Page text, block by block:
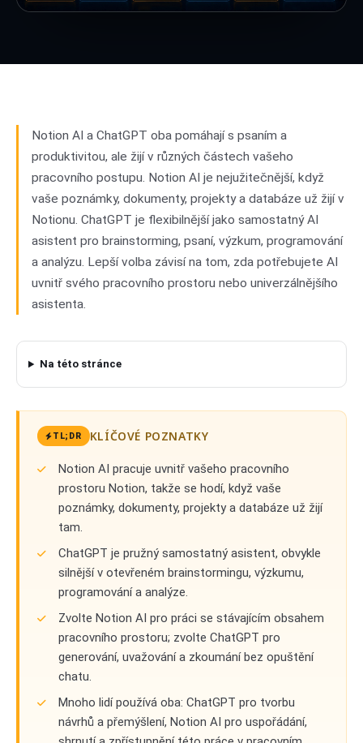
Notion AI a ChatGPT oba pomáhají s psaním a
produktivitou, ale žijí v různých částech vašeho
pracovního postupu. Notion AI je nejužitečnější, když
vaše poznámky, dokumenty, projekty a databáze už žijí v
Notionu. ChatGPT je flexibilnější jako samostatný AI
asistent pro brainstorming, psaní, výzkum, programování
a analýzu. Lepší volba závisí na tom, zda potřebujete AI
uvnitř svého pracovního prostoru nebo univerzálnějšího
asistenta.
Na této stránce
TL;DR KLÍČOVÉ POZNATKY
Notion AI pracuje uvnitř vašeho pracovního
prostoru Notion, takže se hodí, když vaše
poznámky, dokumenty, projekty a databáze už žijí
tam.
ChatGPT je pružný samostatný asistent, obvykle
silnější v otevřeném brainstormingu, výzkumu,
programování a analýze.
Zvolte Notion AI pro práci se stávajícím obsahem
pracovního prostoru; zvolte ChatGPT pro
generování, uvažování a zkoumání bez opuštění
chatu.
Mnoho lidí používá oba: ChatGPT pro tvorbu
návrhů a přemýšlení, Notion AI pro uspořádání,